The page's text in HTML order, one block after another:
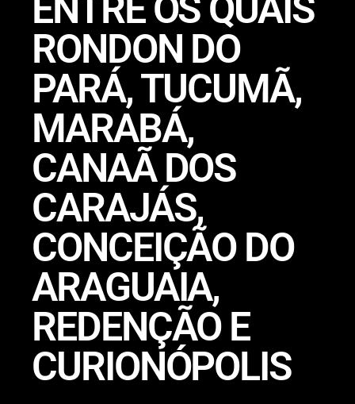
ENTRE OS QUAIS
RONDON DO
PARÁ, TUCUMÃ,
MARABÁ,
CANAÃ DOS
CARAJÁS,
CONCEIÇÃO DO
ARAGUAIA,
REDENÇÃO E
CURIONÓPOLIS